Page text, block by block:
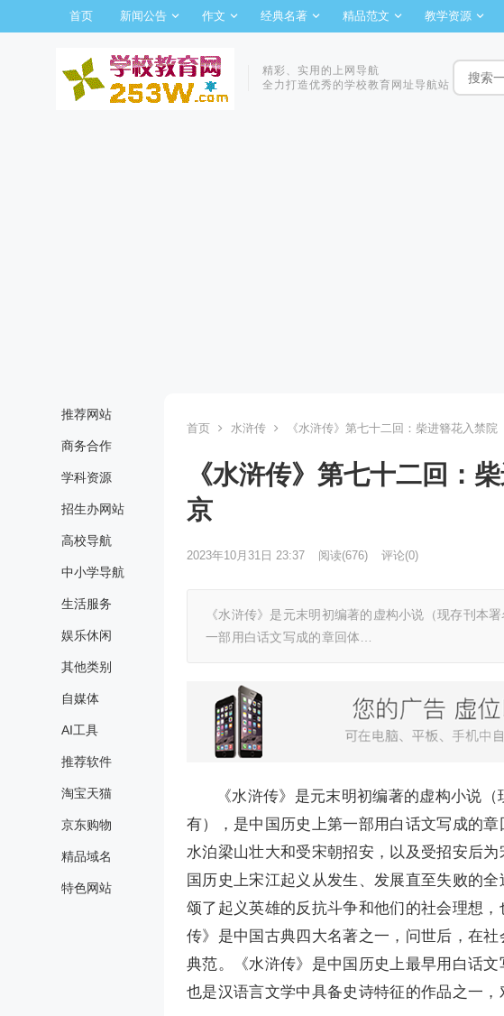
首页 新闻公告 作文 经典名著 精品范文 教学资源
精彩、实用的上网导航
全力打造优秀的学校教育网址导航站
推荐网站
商务合作
学科资源
招生办网站
高校导航
中小学导航
生活服务
娱乐休闲
其他类别
自媒体
AI工具
推荐软件
淘宝天猫
京东购物
精品域名
特色网站
首页 水浒传 《水浒传》第七十二回：柴进簪花入禁
《水浒传》第七十二回：
京
2023年10月31日 23:37 阅读(676) 评论(0)
《水浒传》是元末明初编著的虚构小说（现存刊本
一部用白话文写成的章回体…
《水浒传》是元末明初编著的虚构小说
有），是中国历史上第一部用白话文写成的
水泊梁山壮大和受宋朝招安，以及受招安后
国历史上宋江起义从发生、发展直至失败的
颂了起义英雄的反抗斗争和他们的社会理想
传》是中国古典四大名著之一，问世后，在
典范。《水浒传》是中国历史上最早用白话
也是汉语言文学中具备史诗特征的作品之一